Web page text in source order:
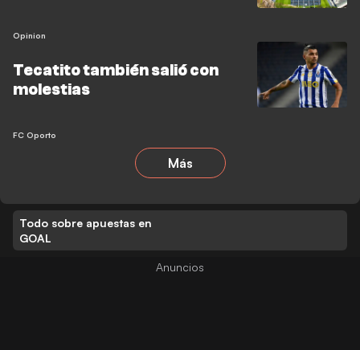
Opinion
Tecatito también salió con
molestias
FC Oporto
Más
Todo sobre apuestas en
GOAL